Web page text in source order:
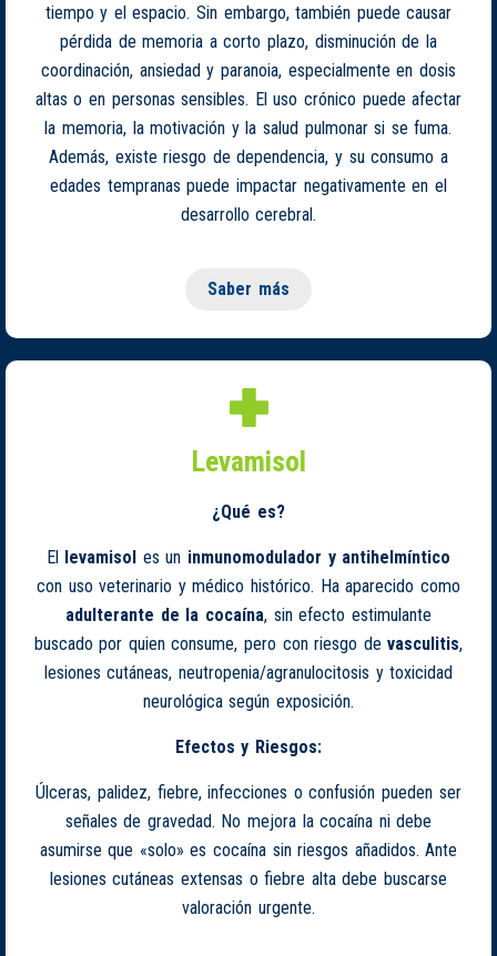
tiempo y el espacio. Sin embargo, también puede causar
pérdida de memoria a corto plazo, disminución de la
coordinación, ansiedad y paranoia, especialmente en dosis
altas o en personas sensibles. El uso crónico puede afectar
la memoria, la motivación y la salud pulmonar si se fuma.
Además, existe riesgo de dependencia, y su consumo a
edades tempranas puede impactar negativamente en el
desarrollo cerebral.
Saber más
Levamisol
¿Qué es?
El levamisol es un inmunomodulador y antihelmíntico
con uso veterinario y médico histórico. Ha aparecido como
adulterante de la cocaína, sin efecto estimulante
buscado por quien consume, pero con riesgo devasculitis,
lesiones cutáneas, neutropenia/agranulocitosis y toxicidad
neurológica según exposición.
Efectos y Riesgos:
Úlceras, palidez, fiebre, infecciones o confusión pueden ser
señales de gravedad. No mejora la cocaína ni debe
asumirse que «solo» es cocaína sin riesgos añadidos. Ante
lesiones cutáneas extensas o fiebre alta debe buscarse
valoración urgente.